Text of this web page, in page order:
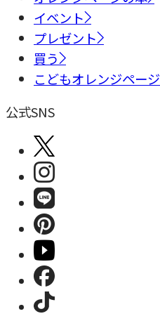
イベント
プレゼント
買う
こどもオレンジページ
公式SNS